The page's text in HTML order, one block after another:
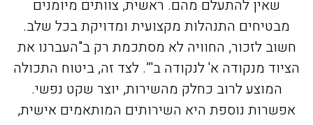
שאין להתעלם מהם. ראשית, צוותים מיומנים
מבטיחים התנהלות מקצועית ומדויקת בכל שלב.
חשוב לזכור, החוויה לא מסתכמת רק ב"העברנו את
הציוד מנקודה א' לנקודה ב'”. לצד זה, ביטוח התכולה
המוצע לרוב כחלק מהשירות, יוצר שקט נפשי.
אפשרות נוספת היא השירותים המותאמים אישית,